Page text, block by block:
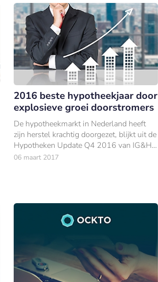
2016 beste hypotheekjaar door
explosieve groei doorstromers
De hypotheekmarkt in Nederland heeft
zijn herstel krachtig doorgezet, blijkt uit de
Hypotheken Update Q4 2016 van IG&H
Consulting & Interim. Met een omzet van
06 maart 2017